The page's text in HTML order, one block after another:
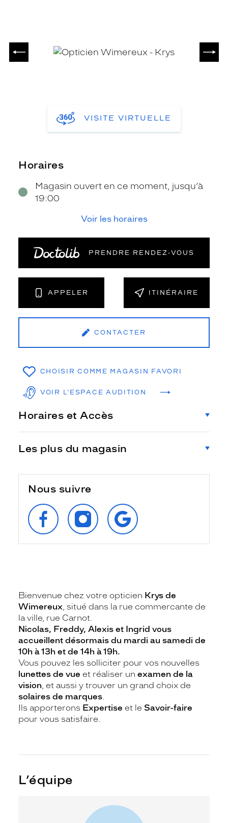
PRÉCÉDENT
VISITE VIRTUELLE
Horaires
Magasin ouvert en ce moment, jusqu’à
19:00
Voir les horaires
PRENDRE RENDEZ‑VOUS
APPELER ITINÉRAIRE
CONTACTER
CHOISIR COMME MAGASIN FAVORI
VOIR L'ESPACE AUDITION
Horaires et Accès
Les plus du magasin
Nous suivre
SUIVEZ‑NOUS
SUR
FACEBOOK
SUIVEZ‑NOUS
SUR
INSTAGRAM
RETROUVEZ‑NOUS
SUR
GOOGLE
Bienvenue chez votre opticien Krys de
Wimereux , situé dans la rue commercante de
la ville, rue Carnot.
Nicolas, Freddy, Alexis et Ingrid vous
accueillent désormais du mardi au samedi de
10h à 13h et de 14h à 19h.
Vous pouvez les solliciter pour vos nouvelles
lunettes de vue et réaliser un examen de la
vision , et aussi y trouver un grand choix de
solaires de marques
Ils apporterons Expertise et le Savoir-faire
pour vous satisfaire.
L’équipe